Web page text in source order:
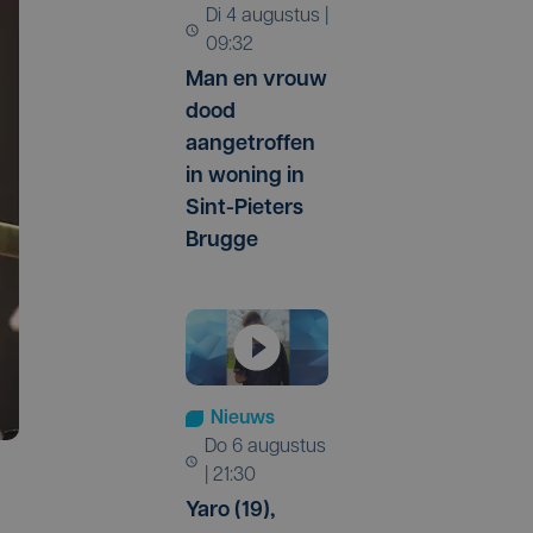
di 4 augustus |
09:32
Man en vrouw
dood
aangetroffen
in woning in
Sint-Pieters
Brugge
Nieuws
do 6 augustus
| 21:30
Yaro (19),